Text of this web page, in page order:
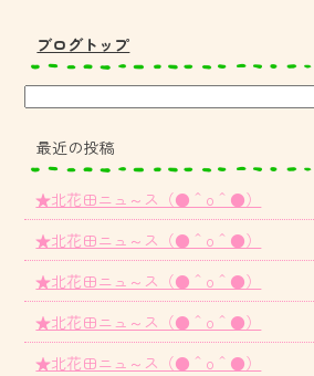
ブログトップ
最近の投稿
★北花田ニュ～ス（●＾o＾●）
★北花田ニュ～ス（●＾o＾●）
★北花田ニュ～ス（●＾o＾●）
★北花田ニュ～ス（●＾o＾●）
★北花田ニュ～ス（●＾o＾●）